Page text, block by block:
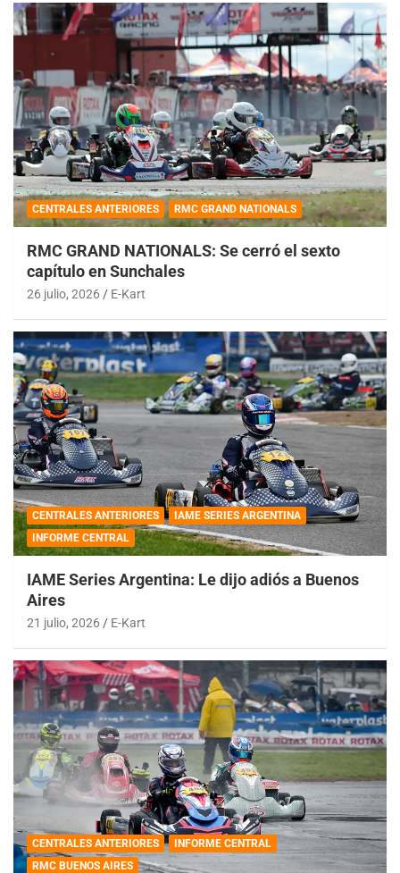
CENTRALES ANTERIORES RMC GRAND NATIONALS
RMC GRAND NATIONALS: Se cerró el sexto
capítulo en Sunchales
26 julio, 2026 E-Kart
CENTRALES ANTERIORES
IAME SERIES ARGENTINA
INFORME CENTRAL
IAME Series Argentina: Le dijo adiós a Buenos
Aires
21 julio, 2026 E-Kart
CENTRALES ANTERIORES
INFORME CENTRAL
RMC BUENOS AIRES